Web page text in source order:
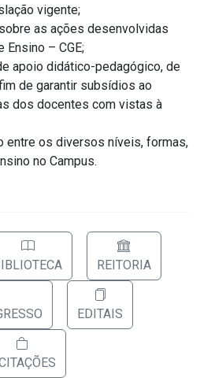
vigente;
as ações desenvolvidas
Ensino – CGE;
apoio didático-pedagógico, de
de garantir subsídios ao
dos docentes com vistas à
entre os diversos níveis, formas,
no Campus.
REITORIA
EDITAIS